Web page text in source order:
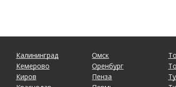
Калининград
Кемерово
Киров
Омск
Оренбург
Пенза